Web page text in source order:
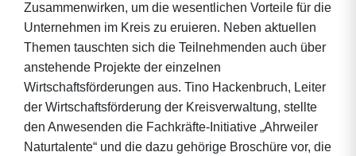
Zusammenwirken, um die wesentlichen Vorteile für die
Unternehmen im Kreis zu eruieren. Neben aktuellen
Themen tauschten sich die Teilnehmenden auch über
anstehende Projekte der einzelnen
Wirtschaftsförderungen aus. Tino Hackenbruch, Leiter
der Wirtschaftsförderung der Kreisverwaltung, stellte
den Anwesenden die Fachkräfte-Initiative „Ahrweiler
Naturtalente“ und die dazu gehörige Broschüre vor, die